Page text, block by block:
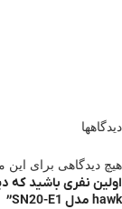
دیدگاهها
هیچ دیدگاهی برای
hawk مدل SN20-E1”